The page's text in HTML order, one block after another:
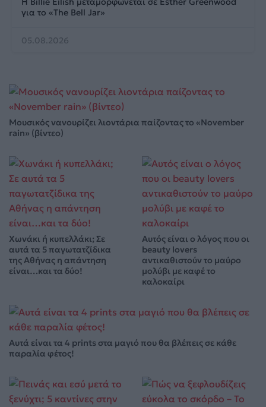
για το «The Bell Jar»
05.08.2026
Μουσικός νανουρίζει λιοντάρια παίζοντας το «November
rain» (βίντεο)
Χωνάκι ή κυπελλάκι; Σε
αυτά τα 5 παγωτατζίδικα
της Αθήνας η απάντηση
είναι…και τα δύο!
Αυτός είναι ο λόγος που οι
beauty lovers
αντικαθιστούν το μαύρο
μολύβι με καφέ το
καλοκαίρι
Αυτά είναι τα 4 prints στα μαγιό που θα βλέπεις σε κάθε
παραλία φέτος!